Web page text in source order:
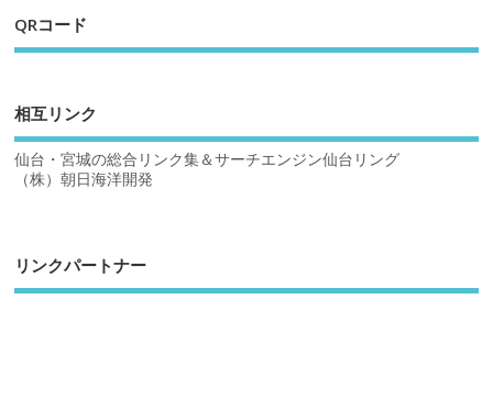
QRコード
相互リンク
仙台・宮城の総合リンク集＆サーチエンジン仙台リング
（株）朝日海洋開発
リンクパートナー